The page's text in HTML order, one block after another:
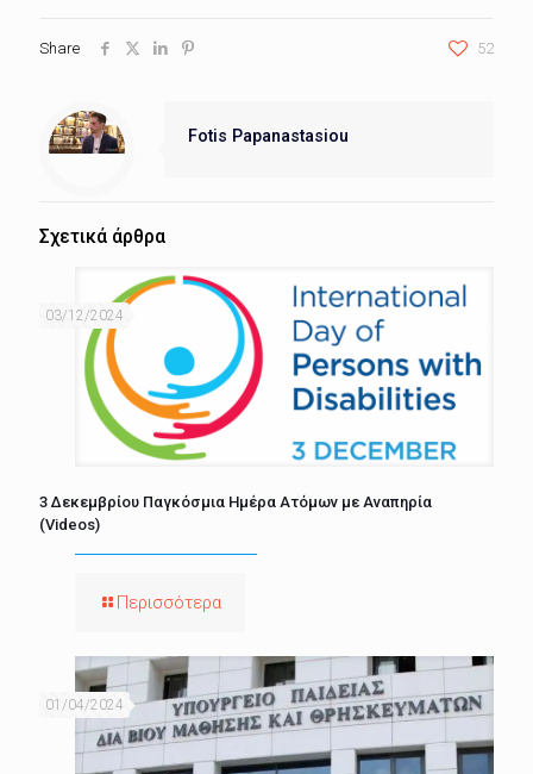
Share 52
Fotis Papanastasiou
Σχετικά άρθρα
03/12/2024
3 Δεκεμβρίου Παγκόσμια Ημέρα Ατόμων με Αναπηρία
(Videos)
Περισσότερα
01/04/2024